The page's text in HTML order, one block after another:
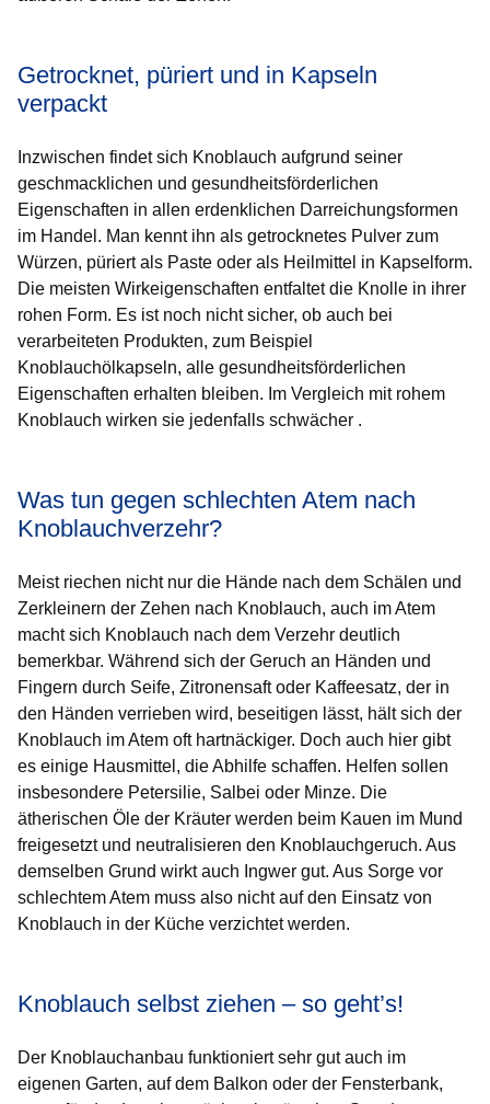
Getrocknet, püriert und in Kapseln
verpackt
Inzwischen findet sich Knoblauch aufgrund seiner
geschmacklichen und gesundheitsförderlichen
Eigenschaften in allen erdenklichen Darreichungsformen
im Handel. Man kennt ihn als getrocknetes Pulver zum
Würzen, püriert als Paste oder als Heilmittel in Kapselform.
Die meisten Wirkeigenschaften entfaltet die Knolle in ihrer
rohen Form. Es ist noch nicht sicher, ob auch bei
verarbeiteten Produkten, zum Beispiel
Knoblauchölkapseln, alle gesundheitsförderlichen
Eigenschaften erhalten bleiben. Im Vergleich mit rohem
Knoblauch wirken sie jedenfalls schwächer .
Was tun gegen schlechten Atem nach
Knoblauchverzehr?
Meist riechen nicht nur die Hände nach dem Schälen und
Zerkleinern der Zehen nach Knoblauch, auch im Atem
macht sich Knoblauch nach dem Verzehr deutlich
bemerkbar. Während sich der Geruch an Händen und
Fingern durch Seife, Zitronensaft oder Kaffeesatz, der in
den Händen verrieben wird, beseitigen lässt, hält sich der
Knoblauch im Atem oft hartnäckiger. Doch auch hier gibt
es einige Hausmittel, die Abhilfe schaffen. Helfen sollen
insbesondere Petersilie, Salbei oder Minze. Die
ätherischen Öle der Kräuter werden beim Kauen im Mund
freigesetzt und neutralisieren den Knoblauchgeruch. Aus
demselben Grund wirkt auch Ingwer gut. Aus Sorge vor
schlechtem Atem muss also nicht auf den Einsatz von
Knoblauch in der Küche verzichtet werden.
Knoblauch selbst ziehen – so geht’s!
Der Knoblauchanbau funktioniert sehr gut auch im
eigenen Garten, auf dem Balkon oder der Fensterbank,